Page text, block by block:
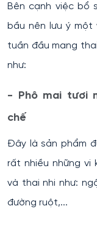
Bên cạnh việc bổ
bầu nên lưu ý một
tuần đầu mang
như:
- Phô mai tươi
chế
Đây là sản phẩm
rất nhiều những vi
và thai nhi như:
đường ruột,...